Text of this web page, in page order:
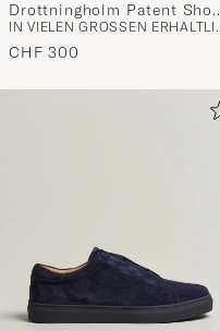
Drottningholm Patent Shoe
Black
IN
CHF 300